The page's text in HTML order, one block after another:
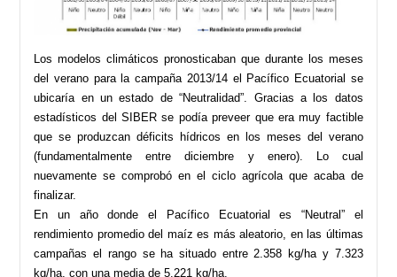
Los modelos climáticos pronosticaban que durante los meses
del verano para la campaña 2013/14 el Pacífico Ecuatorial se
ubicaría en un estado de “Neutralidad”. Gracias a los datos
estadísticos del SIBER se podía preveer que era muy factible
que se produzcan déficits hídricos en los meses del verano
(fundamentalmente entre diciembre y enero). Lo cual
nuevamente se comprobó en el ciclo agrícola que acaba de
finalizar.
En un año donde el Pacífico Ecuatorial es “Neutral” el
rendimiento promedio del maíz es más aleatorio, en las últimas
campañas el rango se ha situado entre 2.358 kg/ha y 7.323
kg/ha, con una media de 5.221 kg/ha.